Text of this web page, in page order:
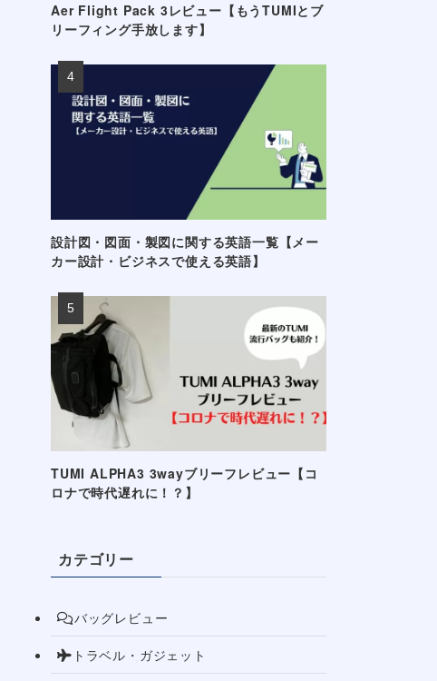
Aer Flight Pack 3レビュー【もうTUMIとブ
リーフィング手放します】
設計図・図面・製図に関する英語一覧【メー
カー設計・ビジネスで使える英語】
TUMI ALPHA3 3wayブリーフレビュー【コ
ロナで時代遅れに！？】
カテゴリー
バッグレビュー
トラベル・ガジェット